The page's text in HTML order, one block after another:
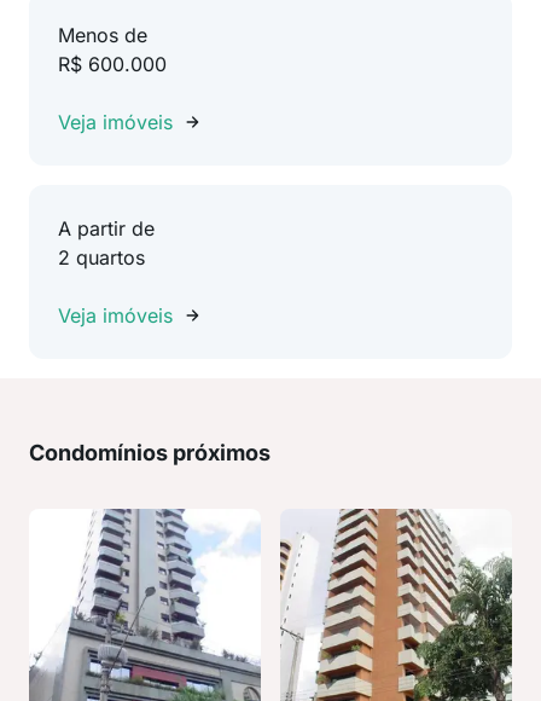
Menos de
R$ 600.000
Veja imóveis
A partir de
2 quartos
Veja imóveis
Condomínios próximos